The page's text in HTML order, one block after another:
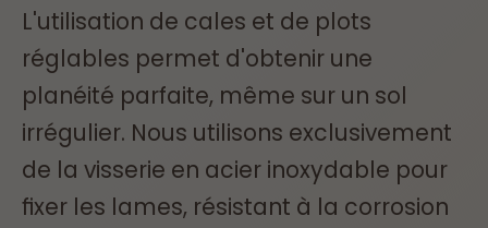
L'utilisation de cales et de plots
réglables permet d'obtenir une
planéité parfaite, même sur un sol
irrégulier. Nous utilisons exclusivement
de la visserie en acier inoxydable pour
fixer les lames, résistant à la corrosion